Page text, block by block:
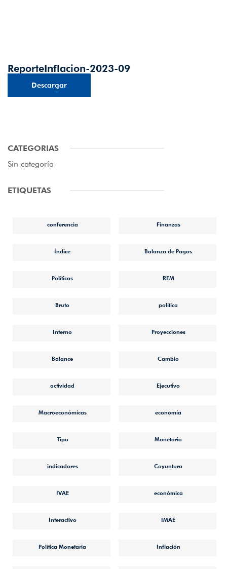
ReporteInflacion-2023-09
Descargar
CATEGORIAS
Sin categoría
ETIQUETAS
conferencia Finanzas
Índice Balanza de Pagos
Políticas REM
Bruto política
Interno Proyecciones
Balance Cambio
actividad Ejecutivo
Macroeconómicas economía
Tipo Monetaria
indicadores Coyuntura
IVAE económica
Interactivo IMAE
Política Monetaria Inflación